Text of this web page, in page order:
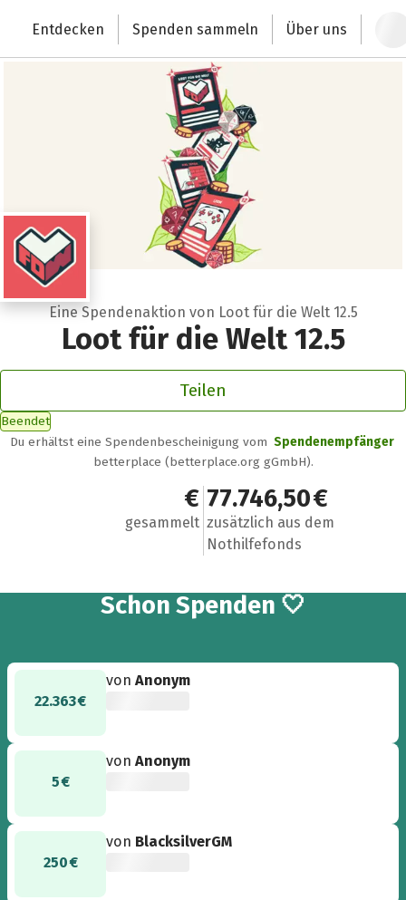
Deutschlands größte Spendenplattform
Entdecken Spenden sammeln Über uns
Eine Spendenaktion von Loot für die Welt 12.5
Loot für die Welt 12.5
Teilen
Beendet
Du erhältst eine Spendenbescheinigung vom Spendenempfänger
betterplace (betterplace.org gGmbH).
71.264 €
gesammelt
77.746,50 €
zusätzlich aus dem
Nothilfefonds
Schon 919
Spenden 🤍
22.363 €
vonAnonym
5 €
vonAnonym
250 €
von BlacksilverGM